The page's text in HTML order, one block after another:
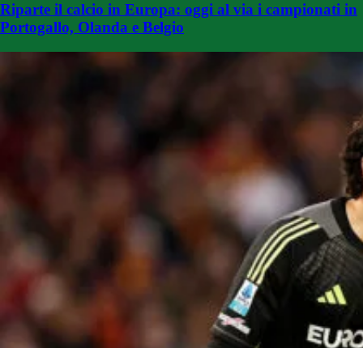
Riparte il calcio in Europa: oggi al via i campionati in
Portogallo, Olanda e Belgio